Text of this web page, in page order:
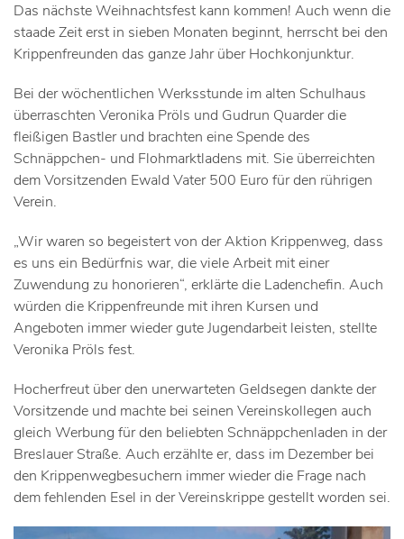
Das nächste Weihnachtsfest kann kommen! Auch wenn die
staade Zeit erst in sieben Monaten beginnt, herrscht bei den
Krippenfreunden das ganze Jahr über Hochkonjunktur.
Bei der wöchentlichen Werksstunde im alten Schulhaus
überraschten Veronika Pröls und Gudrun Quarder die
fleißigen Bastler und brachten eine Spende des
Schnäppchen- und Flohmarktladens mit. Sie überreichten
dem Vorsitzenden Ewald Vater 500 Euro für den rührigen
Verein.
„Wir waren so begeistert von der Aktion Krippenweg, dass
es uns ein Bedürfnis war, die viele Arbeit mit einer
Zuwendung zu honorieren“, erklärte die Ladenchefin. Auch
würden die Krippenfreunde mit ihren Kursen und
Angeboten immer wieder gute Jugendarbeit leisten, stellte
Veronika Pröls fest.
Hocherfreut über den unerwarteten Geldsegen dankte der
Vorsitzende und machte bei seinen Vereinskollegen auch
gleich Werbung für den beliebten Schnäppchenladen in der
Breslauer Straße. Auch erzählte er, dass im Dezember bei
den Krippenwegbesuchern immer wieder die Frage nach
dem fehlenden Esel in der Vereinskrippe gestellt worden sei.